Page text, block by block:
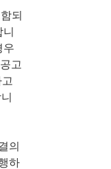
되
우
고
의
하